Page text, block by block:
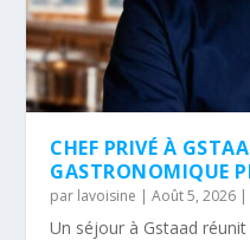
CHEF PRIVÉ À
GASTRONOMIQUE
par lavoisine |Août 5, 2026 |
Un séjour à Gstaad